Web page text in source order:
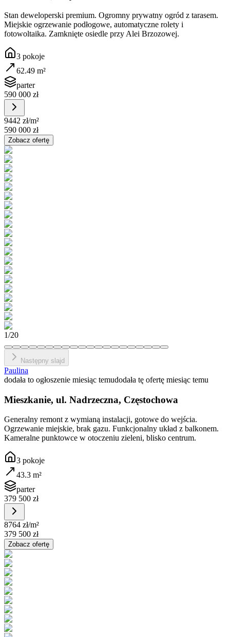
Stan deweloperski premium. Ogromny prywatny ogród z tarasem.
Miejskie ogrzewanie podłogowe, automatyczne rolety i
fotowoltaika. Zamknięte osiedle przy Alei Brzozowej.
3 pokoje
62.49 m²
parter
590 000 zł
9442 zł/m²
590 000 zł
Zobacz ofertę
1/20
Następny slajd
Paulina
dodała to ogłoszenie miesiąc temudodała tę ofertę miesiąc temu
Mieszkanie, ul. Nadrzeczna, Częstochowa
Generalny remont z wymianą instalacji, gotowe do wejścia.
Ogrzewanie miejskie, brak gazu. Funkcjonalny układ z balkonem.
Kameralne punktowce w otoczeniu zieleni, blisko centrum.
3 pokoje
43.3 m²
parter
379 500 zł
8764 zł/m²
379 500 zł
Zobacz ofertę